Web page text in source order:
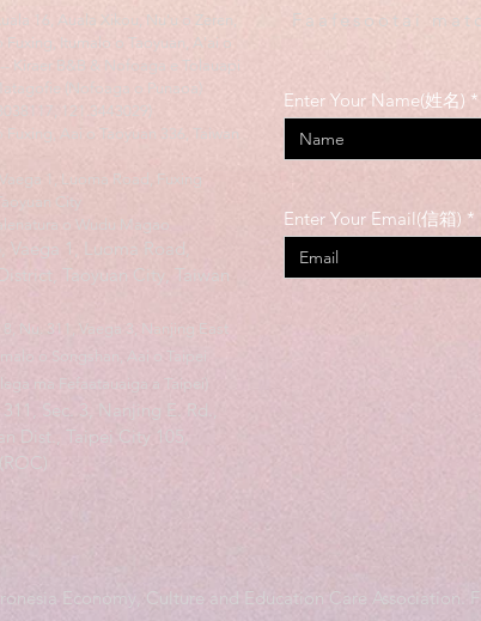
16, Auala Xikou, Nu'u o Zeren,
Fuxing, Itumalo o Taoyuan, A'ai o
-- Kiraer B&B & Nofoaga e Tolauapi
(Nofoaga o Punaoa)
121.3443029)
Fuxing, Aai o Taoyuan 336, Taiwan
Vaega 1, Luoma Road, Fuxing
Taoyuan City, Taiwan
8, Nu. 311, Vaega 3, Nanjing East
o Songshan, Aai o Taipei
ma Fefaatauaiga a Taipei)
311, Sec. 3, Nanjing E. Rd.,
Dist., Taipei City 105,
Faafesootai
Enter Your Name(姓名)
Enter Your Email(信箱)
Economy, Culture and Education Care Association.